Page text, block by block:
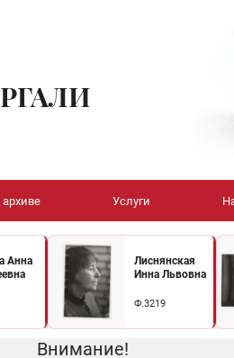
РГАЛИ
Услуги
Анна
Лиснянская
Инна Львовна
Ф.3219
Внимание!